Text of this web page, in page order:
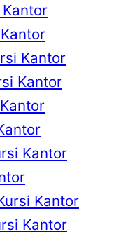
Kantor
Kantor
Kantor
Kantor
Kantor